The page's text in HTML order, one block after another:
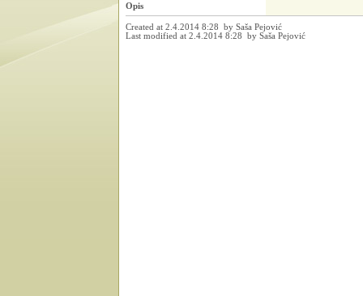
Opis
Created at 2.4.2014 8:28 by Saša Pejović
Last modified at 2.4.2014 8:28 by Saša Pejović